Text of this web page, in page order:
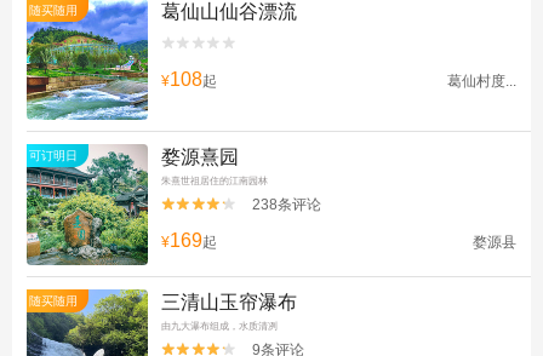
随买随用 葛仙山仙谷漂流


¥108起 葛仙村度...
可订明日 婺源熹园
朱熹世祖居住的江南园林

 238条评论
¥169起 婺源县
随买随用 三清山玉帘瀑布
由九大瀑布组成，水质清冽

 9条评论